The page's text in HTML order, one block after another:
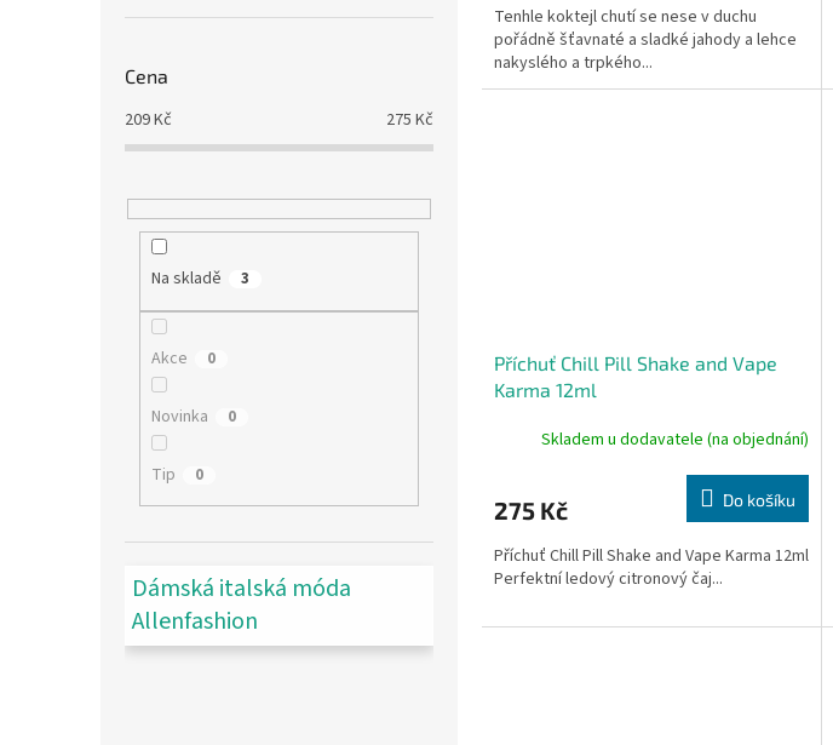
Cena
209Kč 275 Kč
Na skladě 3
Akce 0
Novinka 0
Tip 0
Dámská italská móda
Allenfashion
Tenhle koktejl chutí se nese v duchu
pořádně šťavnaté a sladké jahody a lehce
nakyslého a trpkého...
Příchuť Chill Pill Shake and Vape
Karma 12ml
Skladem u dodavatele (na objednání)
275 Kč Do košíku
Příchuť Chill Pill Shake and Vape Karma 12ml
Perfektní ledový citronový čaj...